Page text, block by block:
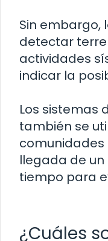
Sin embargo,
detectar
actividades
indicar la
Los sistemas
también se
comunidades
llegada de un
tiempo para
¿Cuáles